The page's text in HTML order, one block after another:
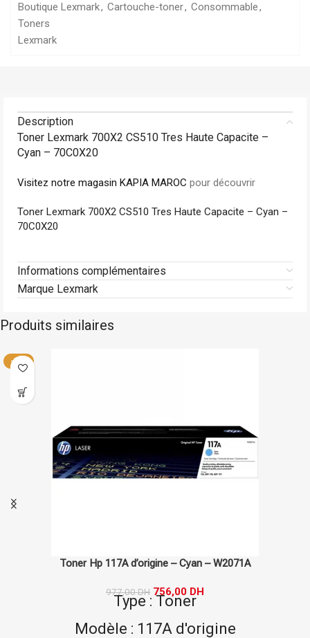
Boutique Lexmark, Cartouche-toner, Consommable,
Toners
Lexmark
Description
Toner Lexmark 700X2 CS510 Tres Haute Capacite –
Cyan – 70C0X20
Visitez notre magasin KAPIA MAROC pour découvrir
Toner Lexmark 700X2 CS510 Tres Haute Capacite – Cyan –
70C0X20
Informations complémentaires
Marque Lexmark
Produits similaires
En stock
Toner Hp 410A d’origine – Cyan –
Hp
Type : Toner
Modèle : 410A